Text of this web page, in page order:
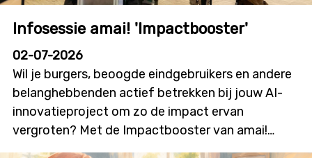
Infosessie amai! 'Impactbooster'
02-07-2026
Wil je burgers, beoogde eindgebruikers en andere
belanghebbenden actief betrekken bij jouw AI-
innovatieproject om zo de impact ervan
vergroten? Met de Impactbooster van amai!
kunnen onderzoekers en innovatoren financiële